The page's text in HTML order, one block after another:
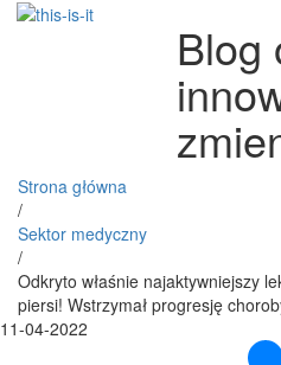
Blog
Strona główna
/
Sektor medyczny
/
Odkryto właśnie najaktywniejszy
piersi! Wstrzymał progresję
11-04-2022